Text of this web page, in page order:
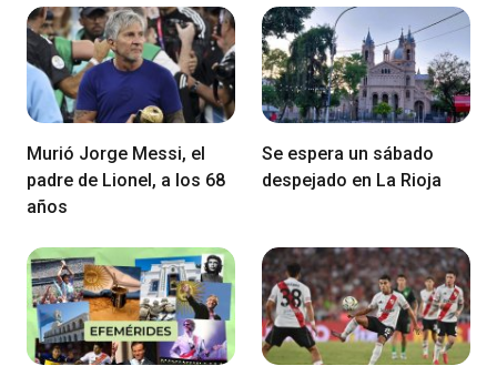
Murió Jorge Messi, el
padre de Lionel, a los 68
años
Se espera un sábado
despejado en La Rioja